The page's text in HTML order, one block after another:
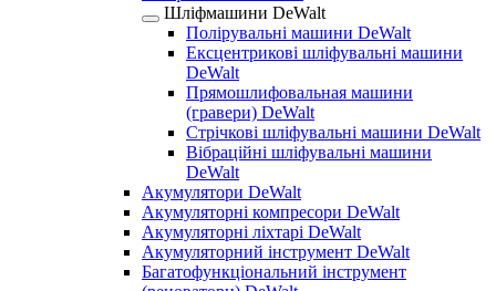
Шліфмашини DeWalt
Полірувальні машини DeWalt
Ексцентрикові шліфувальні машини
DeWalt
Прямошлифовальная машини
(гравери) DeWalt
Стрічкові шліфувальні машини DeWalt
Вібраційні шліфувальні машини
DeWalt
Акумулятори DeWalt
Акумуляторні компресори DeWalt
Акумуляторні ліхтарі DeWalt
Акумуляторний інструмент DeWalt
Багатофункціональний інструмент